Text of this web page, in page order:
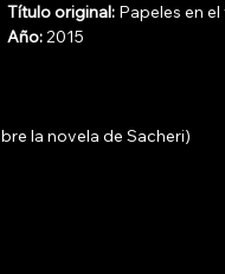
Título original: Papeles en
Año: 2015
la novela de Sacheri)